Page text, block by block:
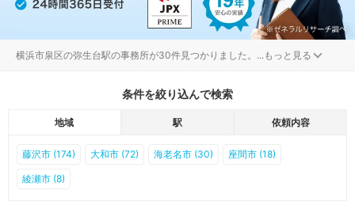
横浜市泉区の弥生台駅の事務所が30件見つかりました。 ...もっと見る
条件を絞り込んで検索
地域 駅 依頼内容
藤沢市 (174) 大和市 (72) 海老名市 (30) 座間市 (18)
綾瀬市 (8)